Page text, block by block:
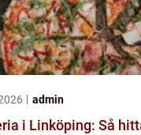
admin
i Linköping: Så